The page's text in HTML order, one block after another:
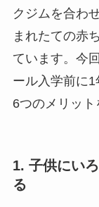
クジムを合わ
まれたての赤
ています。今
ール入学前に
6つのメリット
1. 子供にい
る